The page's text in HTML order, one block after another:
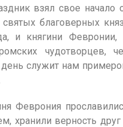
взял свое начало
благоверных
и княгини Февронии,
чудотворцев,
служит нам
Феврония
хранили верность друг